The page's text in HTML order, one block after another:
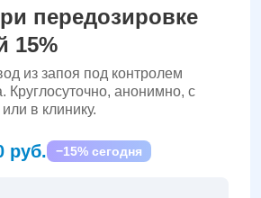
передозировке
15%
из запоя под контролем
Круглосуточно, анонимно, с
в клинику.
руб. −15% сегодня